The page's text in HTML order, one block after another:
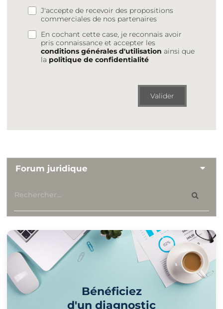
J'accepte de recevoir des propositions
commerciales de nos partenaires
En cochant cette case, je reconnais avoir
pris connaissance et accepter les
conditions générales d'utilisation ainsi que
la politique de confidentialité
Valider
Forum juridique
Bénéficiez
d'un diagnostic